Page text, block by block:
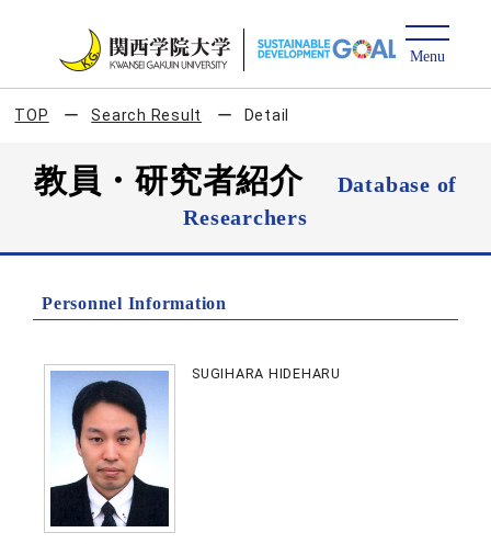
TOP Search Result Detail
教員・研究者紹介
Database of
Researchers
Personnel Information
SUGIHARA HIDEHARU